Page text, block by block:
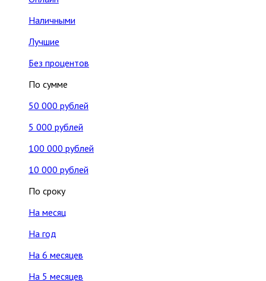
Наличными
Лучшие
Без процентов
По сумме
50 000 рублей
5 000 рублей
100 000 рублей
10 000 рублей
По сроку
На месяц
На год
На 6 месяцев
На 5 месяцев